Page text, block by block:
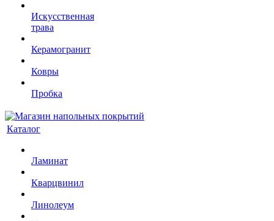
Искусственная
трава
Керамогранит
Ковры
Пробка
Каталог
Ламинат
Кварцвинил
Линолеум